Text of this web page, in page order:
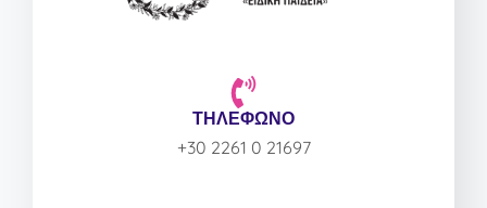
ΤΗΛΕΦΩΝΟ
+30 2261 0 21697